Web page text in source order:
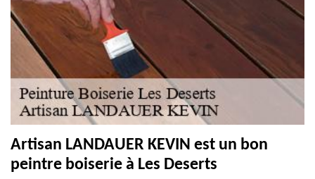
Artisan LANDAUER KEVIN est un bon
peintre boiserie à Les Deserts